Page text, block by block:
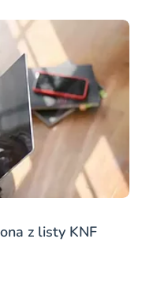
z listy KNF